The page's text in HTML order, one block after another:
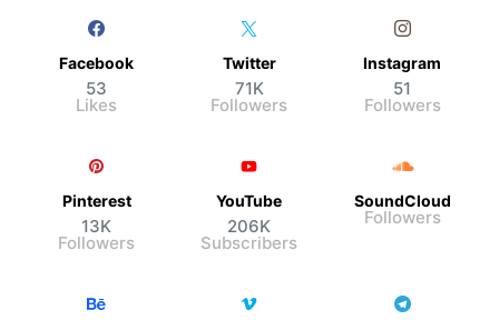
Facebook
53
Likes
Twitter
71K
Followers
Instagram
51
Followers
Pinterest
13K
Followers
YouTube
206K
Subscribers
SoundCloud
Followers